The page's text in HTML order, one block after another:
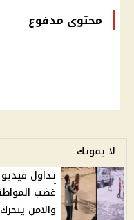
محتوى مدفوع
لا يفوتك
تداول
غضب
والامن يتحرك